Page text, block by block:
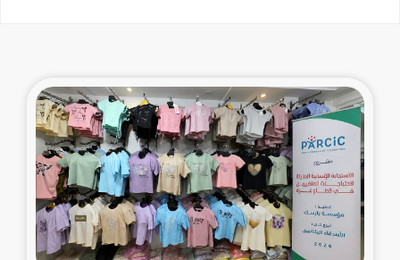
東ティモール豪雨緊急支援
大雨による洪水被災者支援
カカオ生産者支援事業
シリア国内避難民・帰還民の生活再建支援